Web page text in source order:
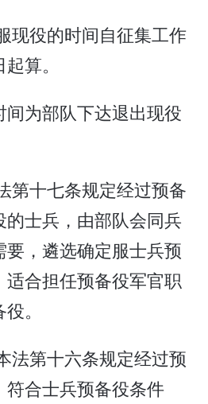
现役的时间自征集工作
算。
为部队下达退出现役
第十七条规定经过预备
士兵，由部队会同兵
，遴选确定服士兵预
合担任预备役军官职
。
法第十六条规定经过预
合士兵预备役条件